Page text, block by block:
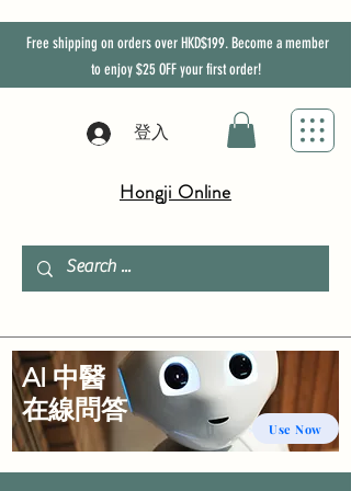
Free shipping on orders over HKD$199. Become a member
to enjoy$25 OFFyour first order!
登入
Hongji Online
Use Now
AI 中醫
​在線問答